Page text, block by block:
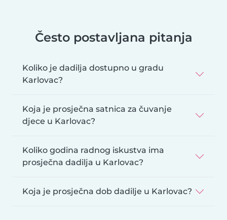
Često postavljana pitanja
Koliko je dadilja dostupno u gradu
Karlovac?
Koja je prosječna satnica za čuvanje
djece u Karlovac?
Koliko godina radnog iskustva ima
prosječna dadilja u Karlovac?
Koja je prosječna dob dadilje u Karlovac?